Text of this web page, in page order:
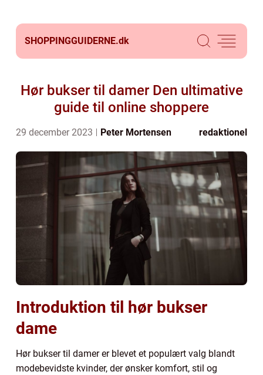
SHOPPINGGUIDERNE.dk
Hør bukser til damer Den ultimative
guide til online shoppere
29 december 2023 Peter Mortensen redaktionel
Introduktion til hør bukser
dame
Hør bukser til damer er blevet et populært valg blandt
modebevidste kvinder, der ønsker komfort, stil og